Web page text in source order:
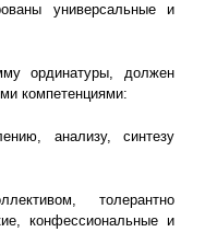
универсальные и
ординатуры, должен
компетенциями:
анализу, синтезу
толерантно
конфессиональные и